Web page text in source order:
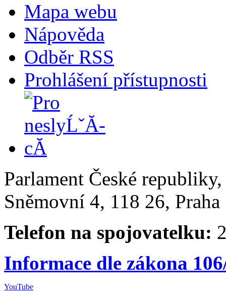
Mapa webu
Nápověda
Odběr RSS
Prohlášení přístupnosti
Parlament České
Sněmovní 4, 118 26,
Telefon na spojovatelku:
Informace dle zákona
YouTube